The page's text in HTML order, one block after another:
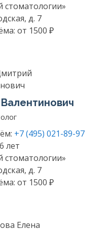
стоматологии»
д. 7
от 1500 ₽
+7 (495) 021-89-97
лет
стоматологии»
д. 7
от 1500 ₽